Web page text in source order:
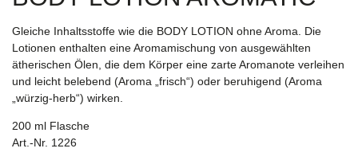
Gleiche Inhaltsstoffe wie die BODY LOTION ohne Aroma. Die
Lotionen enthalten eine Aromamischung von ausgewählten
ätherischen Ölen, die dem Körper eine zarte Aromanote verleihen
und leicht belebend (Aroma „frisch“) oder beruhigend (Aroma
„würzig-herb“) wirken.
200 ml Flasche
Art.-Nr. 1226